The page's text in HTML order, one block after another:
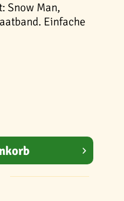
Snow Man,
Einfache